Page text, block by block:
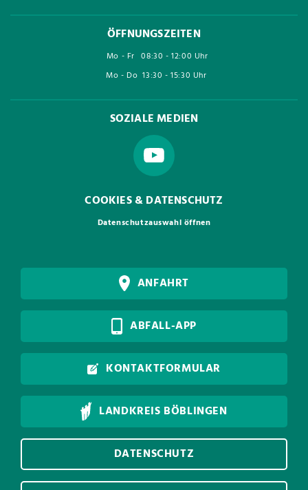
ÖFFNUNGSZEITEN
Mo - Fr 08:30 - 12:00 Uhr
Mo - Do 13:30 - 15:30 Uhr
SOZIALE MEDIEN
COOKIES & DATENSCHUTZ
Datenschutzauswahl öffnen
ANFAHRT
ABFALL-APP
KONTAKTFORMULAR
LANDKREIS BÖBLINGEN
DATENSCHUTZ